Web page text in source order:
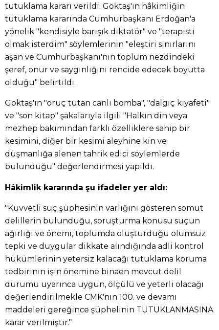
tutuklama kararı verildi. Göktaş'ın hâkimliğin
tutuklama kararında Cumhurbaşkanı Erdoğan'a
yönelik "kendisiyle barışık diktatör" ve "terapisti
olmak isterdim" söylemlerinin "eleştiri sınırlarını
aşan ve Cumhurbaşkanı'nın toplum nezdindeki
şeref, onur ve saygınlığını rencide edecek boyutta
olduğu" belirtildi.
Göktaş'ın "oruç tutan canlı bomba", "dalgıç kıyafeti"
ve "son kitap" şakalarıyla ilgili "Halkın din veya
mezhep bakımından farklı özelliklere sahip bir
kesimini, diğer bir kesimi aleyhine kin ve
düşmanlığa alenen tahrik edici söylemlerde
bulunduğu" değerlendirmesi yapıldı.
Hâkimlik kararında şu ifadeler yer aldı:
"Kuvvetli suç şüphesinin varlığını gösteren somut
delillerin bulunduğu, soruşturma konusu suçun
ağırlığı ve önemi, toplumda oluşturduğu olumsuz
tepki ve duygular dikkate alındığında adli kontrol
hükümlerinin yetersiz kalacağı tutuklama koruma
tedbirinin işin önemine binaen mevcut delil
durumu uyarınca uygun, ölçülü ve yeterli olacağı
değerlendirilmekle CMK'nın 100. ve devamı
maddeleri gereğince şüphelinin TUTUKLANMASINA
karar verilmiştir."